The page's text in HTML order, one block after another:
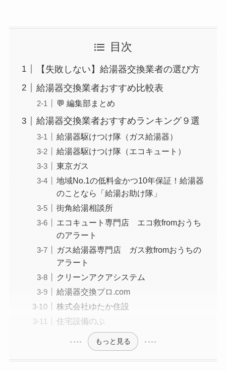
目次
【失敗しない】給湯器交換業者の選び方
給湯器交換業者おすすめ比較表
💬 編集部まとめ
給湯器交換業者おすすめランキング９選
給湯器駆けつけ隊（ガス給湯器）
給湯器駆けつけ隊（エコキュート）
東京ガス
地域No.1の低料金かつ10年保証！給湯器
のことなら「給湯お助け隊」
街角給湯相談所
エコキュート専門店 エコ救fromおうち
のアラート
ガス給湯器専門店 ガス救fromおうちの
アラート
クリーンアクアシステム
給湯器交換プロ.com
株式会社ゆたか住設
住宅設備のぶ
もっと見る